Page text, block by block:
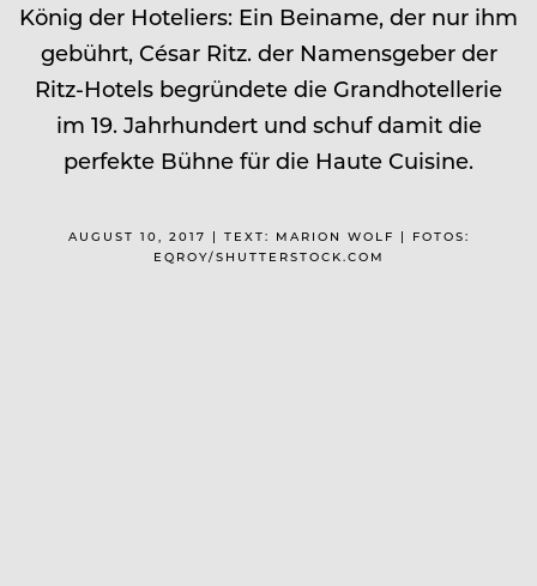
König der Hoteliers: Ein Beiname, der nur ihm
gebührt, César Ritz. der Namensgeber der
Ritz-Hotels begründete die Grandhotellerie
im 19. Jahrhundert und schuf damit die
perfekte Bühne für die Haute Cuisine.
AUGUST 10, 2017 | TEXT: MARION WOLF | FOTOS:
EQROY/SHUTTERSTOCK.COM